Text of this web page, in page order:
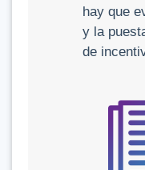
hay que
y la
de